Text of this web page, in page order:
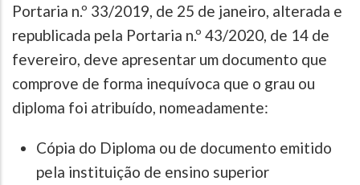
Portaria n.º 33/2019, de 25 de janeiro, alterada e
republicada pela Portaria n.º 43/2020, de 14 de
fevereiro, deve apresentar um documento que
comprove de forma inequívoca que o grau ou
diploma foi atribuído, nomeadamente:
Cópia do Diploma ou de documento emitido
pela instituição de ensino superior